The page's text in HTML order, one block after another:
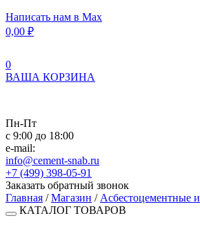
Написать нам в Max
0,00 ₽
0
ВАША КОРЗИНА
Пн-Пт
с 9:00 до 18:00
e-mail:
info@cement-snab.ru
+7 (499) 398-05-91
Заказать обратный звонок
Главная /Магазин / Асбестоцементные
КАТАЛОГ ТОВАРОВ